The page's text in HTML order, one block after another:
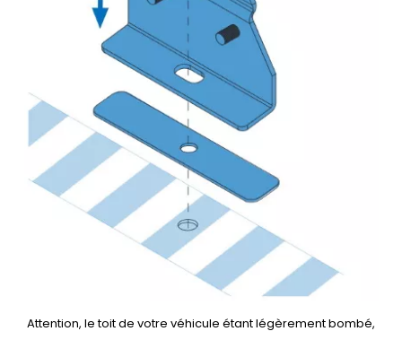
Attention, le toit de votre véhicule étant légèrement bombé,